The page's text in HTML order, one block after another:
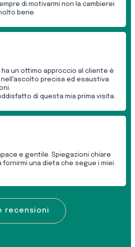
di motivarmi non la cambierei
bene.
ha un ottimo approccio al cliente è
precisa ed esaustiva
di questa mia prima visita.
e gentile. Spiegazioni chiare
fornirmi una dieta che segue i miei
recensioni